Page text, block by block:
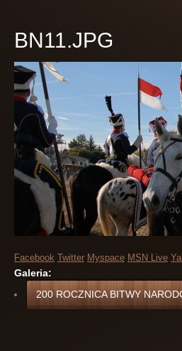
BN11.JPG
Facebook Twitter Myspace MSN Live
Galeria:
200 ROCZNICA BITWY